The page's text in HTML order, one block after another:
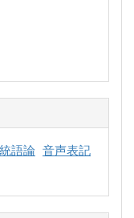
統語論 音声表記